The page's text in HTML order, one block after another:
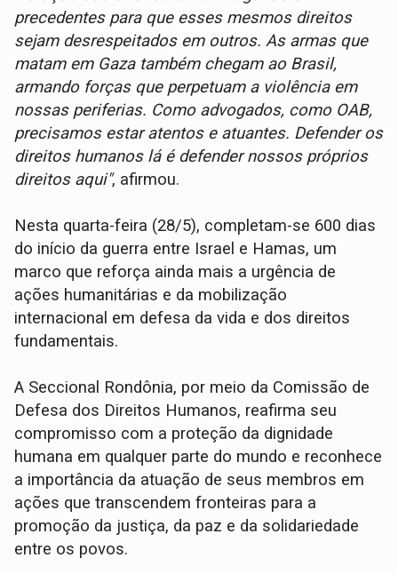
precedentes para que esses mesmos direitos
sejam desrespeitados em outros. As armas que
matam em Gaza também chegam ao Brasil,
armando forças que perpetuam a violência em
nossas periferias. Como advogados, como OAB,
precisamos estar atentos e atuantes. Defender os
direitos humanos lá é defender nossos próprios
direitos aqui", afirmou.
Nesta quarta-feira (28/5), completam-se 600 dias
do início da guerra entre Israel e Hamas, um
marco que reforça ainda mais a urgência de
ações humanitárias e da mobilização
internacional em defesa da vida e dos direitos
fundamentais.
A Seccional Rondônia, por meio da Comissão de
Defesa dos Direitos Humanos, reafirma seu
compromisso com a proteção da dignidade
humana em qualquer parte do mundo e reconhece
a importância da atuação de seus membros em
ações que transcendem fronteiras para a
promoção da justiça, da paz e da solidariedade
entre os povos.